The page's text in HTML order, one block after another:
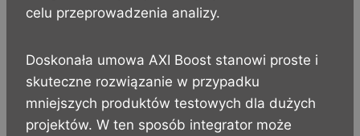
celu przeprowadzenia analizy.
Doskonała umowa AXI Boost stanowi proste i
skuteczne rozwiązanie w przypadku
mniejszych produktów testowych dla dużych
projektów. W ten sposób integrator może